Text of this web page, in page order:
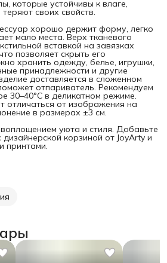
которые устойчивы к влаге,
своих свойств.
хорошо держит форму, легко
мало места. Верх тканевого
вставкой на завязках
позволяет скрыть его
хранить одежду, белье, игрушки,
принадлежности и другие
доставляется в сложенном
отпариватель. Рекомендуем
30–40°C в деликатном режиме.
отличаться от изображения на
в размерах ±3 см.
уюта и стиля. Добавьте
корзиной от JoyArty и
принтами.